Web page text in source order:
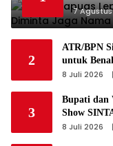
7
2
ATR/BPN
untuk
8 Juli 2026
3
Bupati dan
Show
8 Juli 2026